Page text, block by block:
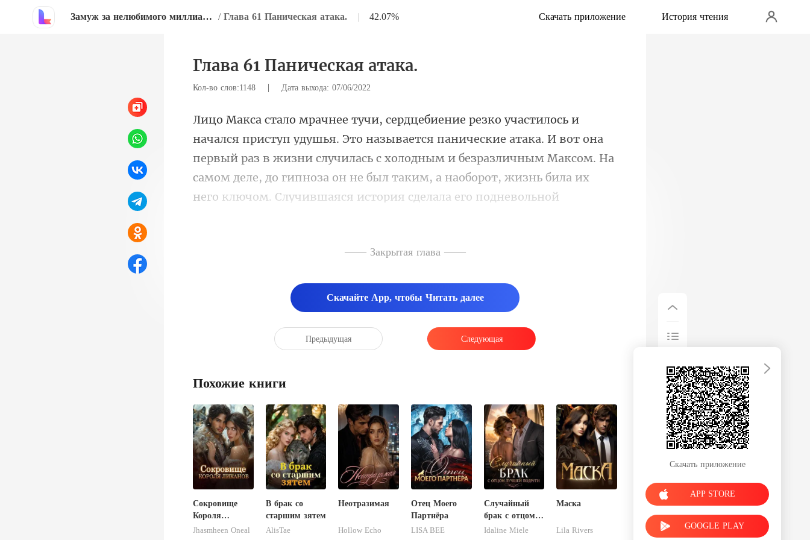
Замуж за нелюбимого миллиардера / Глава 61 Паническая атака. | 42.07% Скачать приложение История чтения
Глава 61 Паническая атака.
Кол-во слов:1148 | Дата выхода: 07/06/2022
ка. И вот она
первый раз в жизни случилась с холодным и безразличным Максом. На
самом деле, до гипноза он не был так
—— Закрытая глава ——
Скачайте App, чтобы Читать далее
Предыдущая Следующая
Похожие книги
Сокровище
Короля
Ликанов
Jhasmheen Oneal
В брак со
старшим зятем
AlisTae
Неотразимая
Hollow Echo
Отец Моего
Партнёра
LISA BEE
Случайный
брак с отцом
лучшей
Idaline Miele
Маска
Lila Rivers
Скачать приложение
APP STORE
GOOGLE PLAY